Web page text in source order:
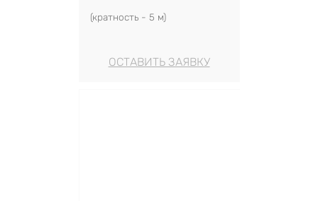
(кратность - 5 м)
ОСТАВИТЬ ЗАЯВКУ